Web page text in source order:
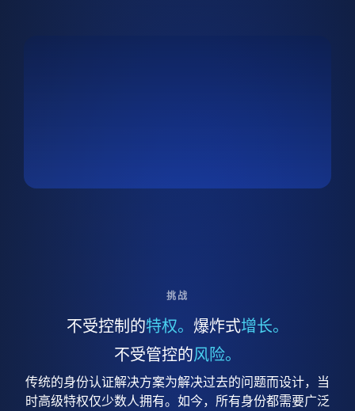
挑战
不受控制的特权。 爆炸式增长。
不受管控的风险。
传统的身份认证解决方案为解决过去的问题而设计，当
时高级特权仅少数人拥有。如今，所有身份都需要广泛